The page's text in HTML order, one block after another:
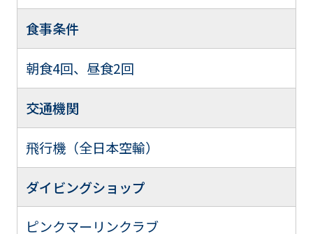
食事条件
朝食4回、昼食2回
交通機関
飛行機（全日本空輸）
ダイビングショップ
ピンクマーリンクラブ